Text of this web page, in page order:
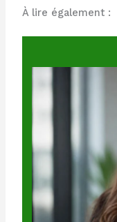
À lire également :